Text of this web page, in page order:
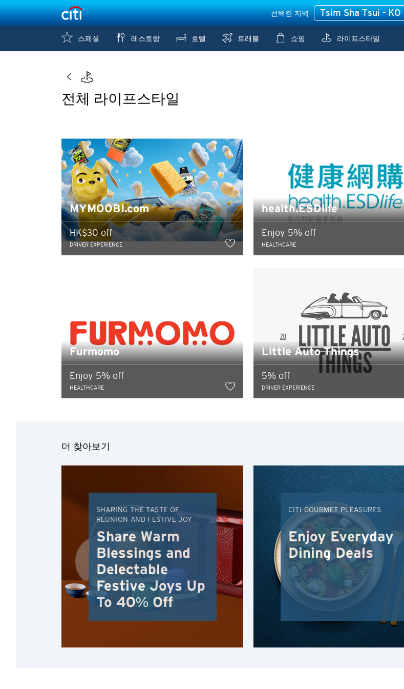
선택한 지역 Tsim Sha Tsui - KO
스페셜 레스토랑 호텔 트래블 쇼핑 라이프스타일
전체 라이프스타일
MYMOOBI.com
HK$30 off
DRIVER EXPERIENCE
health.ESDlife
Enjoy 5% off
HEALTHCARE
Furmomo
Enjoy 5% off
HEALTHCARE
Little Auto Things
5% off
DRIVER EXPERIENCE
인기순
확인
더 찾아보기
SHARING THE TASTE OF
REUNION AND FESTIVE JOY
Share Warm
Blessings and
Delectable
Festive Joys Up
To 40% Off
CITI GOURMET PLEASURES
Enjoy Everyday
Dining Deals
인기지역
인기지역
싱가포르
홍콩
H
홍콩
홍콩 섬, 홍콩